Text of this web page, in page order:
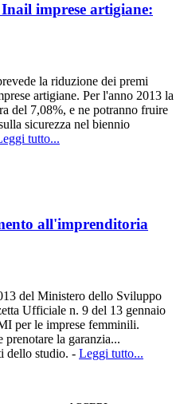
imprese artigiane:
la riduzione dei premi
artigiane. Per l'anno 2013 la
del 7,08%, e ne potranno fruire
sicurezza nel biennio
tutto...
all'imprenditoria
del Ministero dello Sviluppo
Ufficiale n. 9 del 13 gennaio
per le imprese femminili.
la garanzia...
dello studio. - Leggi tutto...